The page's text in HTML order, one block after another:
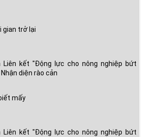
gian trở lại
Liên kết "Động lực cho nông nghiệp bứt
diện rào cản
mấy
Liên kết "Động lực cho nông nghiệp bứt